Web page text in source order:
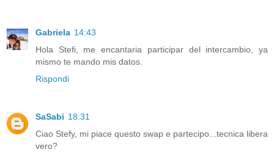
Gabriela 14:43
Hola Stefi, me encantaria participar del intercambio, ya
mismo te mando mis datos.
Rispondi
SaSabi 18:31
Ciao Stefy, mi piace questo swap e partecipo...tecnica libera
vero?